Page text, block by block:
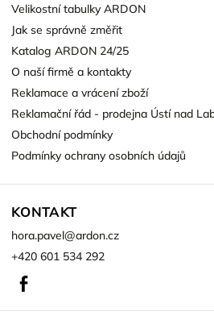
Velikostní tabulky ARDON
Jak se správně změřit
Katalog ARDON 24/25
O naší firmě a kontakty
Reklamace a vrácení zboží
Reklamační řád - prodejna Ústí nad
Obchodní podmínky
Podmínky ochrany osobních údajů
KONTAKT
hora.pavel@ardon.cz
+420 601 534 292